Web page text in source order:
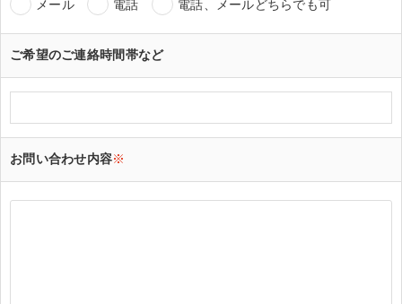
メール 電話 電話、メールどちらでも可
ご希望のご連絡時間帯など
お問い合わせ内容※